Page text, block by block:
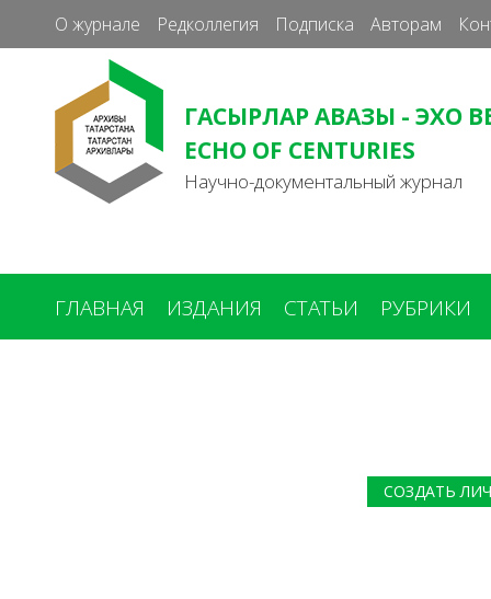
О журнале Редколлегия Подписка Авторам
ГАСЫРЛАР АВАЗЫ - ЭХО
ECHO OF CENTURIES
Научно-документальный журнал
ГЛАВНАЯ ИЗДАНИЯ СТАТЬИ РУБРИКИ
СОЗДАТЬ